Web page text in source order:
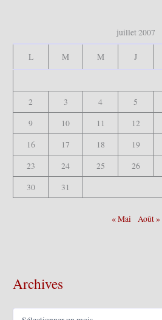
juillet 2007
L M M J
2
3 4 5
9
10 11 12
16
17 18 19
23
24 25 26
30
31
« Mai Août »
Archives
A